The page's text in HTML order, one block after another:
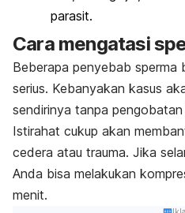
parasit.
Cara mengatasi
Beberapa penyebab sperma
serius. Kebanyakan kasus
sendirinya tanpa pengobatan
Istirahat cukup akan
cedera atau trauma. Jika
Anda bisa melakukan
menit.